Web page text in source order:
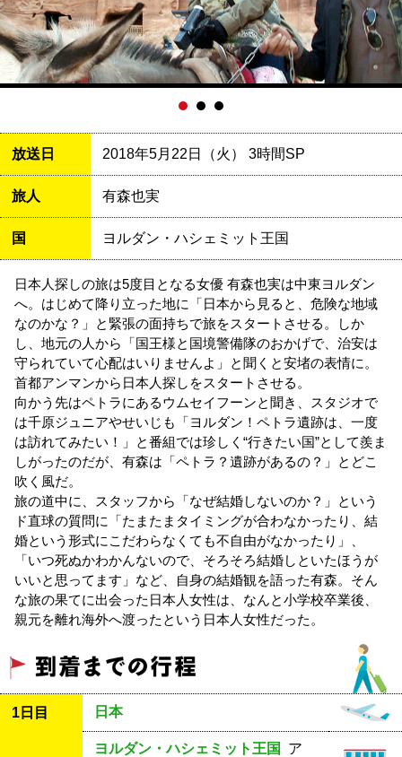
放送日 2018年5月22日（火） 3時間SP
旅人 有森也実
国 ヨルダン・ハシェミット王国
日本人探しの旅は5度目となる女優 有森也実は中東ヨルダン
へ。はじめて降り立った地に「日本から見ると、危険な地域
なのかな？」と緊張の面持ちで旅をスタートさせる。しか
し、地元の人から「国王様と国境警備隊のおかげで、治安は
守られていて心配はいりませんよ」と聞くと安堵の表情に。
首都アンマンから日本人探しをスタートさせる。
向かう先はペトラにあるウムセイフーンと聞き、スタジオで
は千原ジュニアやせいじも「ヨルダン！ペトラ遺跡は、一度
は訪れてみたい！」と番組では珍しく“行きたい国”として羨ま
しがったのだが、有森は「ペトラ？遺跡があるの？」とどこ
吹く風だ。
旅の道中に、スタッフから「なぜ結婚しないのか？」という
ド直球の質問に「たまたまタイミングが合わなかったり、結
婚という形式にこだわらなくても不自由がなかったり」、
「いつ死ぬかわかんないので、そろそろ結婚しといたほうが
いいと思ってます」など、自身の結婚観を語った有森。そん
な旅の果てに出会った日本人女性は、なんと小学校卒業後、
親元を離れ海外へ渡ったという日本人女性だった。
1日目 日本
ヨルダン・ハシェミット王国
ア